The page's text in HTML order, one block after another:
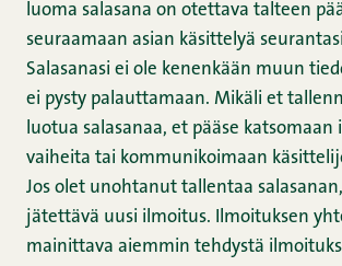
luoma salasana on otettava talteen
seuraamaan asian käsittelyä
Salasanasi ei ole kenenkään muun
ei pysty palauttamaan. Mikäli et
luotua salasanaa, et pääse
vaiheita tai kommunikoimaan
Jos olet unohtanut tallentaa
jätettävä uusi ilmoitus. Ilmoituksen
mainittava aiemmin tehdystä